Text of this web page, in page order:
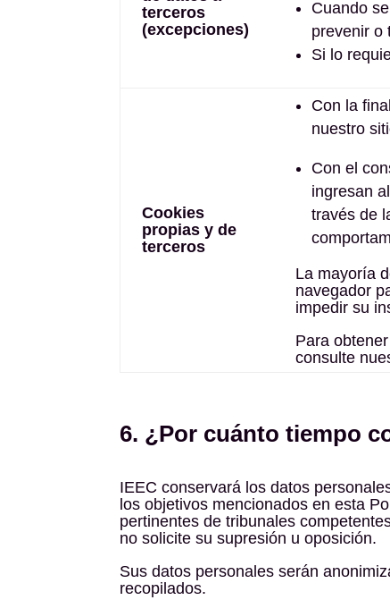
terceros
(excepciones)
Cuando
prevenir o
Si lo
Cookies
propias y de
terceros
Con la
nuestro
Con el
ingresan
través de
La mayoría
navegador
impedir su
Para
consulte
6. ¿Por cuánto tiempo
IEEC conservará los datos
los objetivos mencionados en esta
pertinentes de tribunales
no solicite su supresión u oposición.
Sus datos personales serán
recopilados.